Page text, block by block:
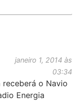
janeiro 1, 2014 às
03:34
receberá o Navio
Energia